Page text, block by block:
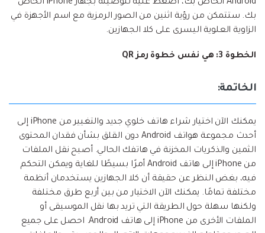
Android الخاص بك، اضغط عليه لتوصيله بجهاز iPhone الخاص
بك. ستتمكن من رؤية اثنين من الصور الرمزية مع اسم الأجهزة في
الزاوية العلوية اليسرى على كلا الجهازين.
الخطوة 3: هي نفس خطوة رمز QR
الخاتمة:
يمكنك الآن اختيار شراء هاتف خلوي جديد والتغيير من iPhone إلى
أحدث مجموعة هواتف Android دون القلق بشأن فقدان المحتوى
الثمين والذكريات المخزنة في هاتفك الحالي. أصبح نقل الملفات
من iPhone إلى هاتف Android أمرًا بسيطًا للغاية ويمكن التحكم
فيه، بغض النظر عن حقيقة أن كلا الجهازين يستخدمان أنظمة
مختلفة تمامًا. يمكنك الآن الاختيار من بين أربع طرق مختلفة
ولكنها سهلة حول الطريقة التي تريد بها نقل الموسيقى أو
الملفات الأخرى من iPhone إلى هاتف Android. احصل على جميع